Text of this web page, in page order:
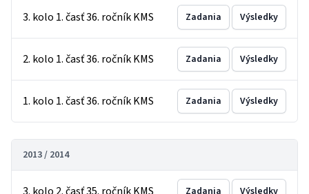
3. kolo 1. časť 36. ročník KMS Zadania Výsledky
2. kolo 1. časť 36. ročník KMS Zadania Výsledky
1. kolo 1. časť 36. ročník KMS Zadania Výsledky
2013 / 2014
Zadania Výsledky